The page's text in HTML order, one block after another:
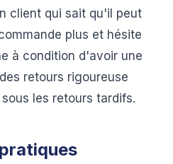
client qui sait qu'il peut
plus et hésite
à condition d'avoir une
retours rigoureuse
les retours tardifs.